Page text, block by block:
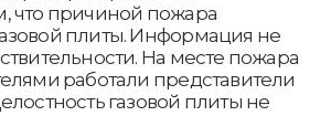
что причиной пожара
плиты. Информация не
На месте пожара
работали представители
газовой плиты не